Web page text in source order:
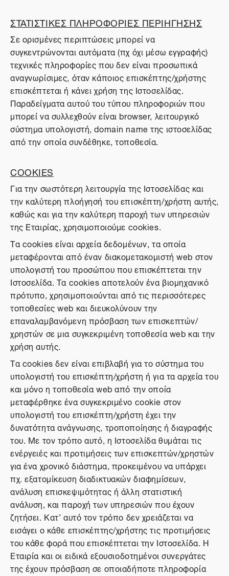
ΣΤΑΤΙΣΤΙΚΕΣ ΠΛΗΡΟΦΟΡΙΕΣ ΠΕΡΙΗΓΗΣΗΣ
Σε ορισμένες περιπτώσεις μπορεί να
συγκεντρώνονται αυτόματα (πχ όχι μέσω εγγραφής)
τεχνικές πληροφορίες που δεν είναι προσωπικά
αναγνωρίσιμες, όταν κάποιος επισκέπτης/χρήστης
επισκέπτεται ή κάνει χρήση της Ιστοσελίδας.
Παραδείγματα αυτού του τύπου πληροφοριών που
μπορεί να συλλεχθούν είναι browser, λειτουργικό
σύστημα υπολογιστή, domain name της ιστοσελίδας
από την οποία συνδέθηκε, τοποθεσία.
COOKIES
Για την σωστότερη λειτουργία της Ιστοσελίδας και
την καλύτερη πλοήγησή του επισκέπτη/χρήστη αυτής,
καθώς και για την καλύτερη παροχή των υπηρεσιών
της Εταιρίας, χρησιμοποιούμε cookies.
Τα cookies είναι αρχεία δεδομένων, τα οποία
μεταφέρονται από έναν διακομετακομιστή web στον
υπολογιστή του προσώπου που επισκέπτεται την
Ιστοσελίδα. Τα cookies αποτελούν ένα βιομηχανικό
πρότυπο, χρησιμοποιούνται από τις περισσότερες
τοποθεσίες web και διευκολύνουν την
επαναλαμβανόμενη πρόσβαση των επισκεπτών/
χρηστών σε μια συγκεκριμένη τοποθεσία web και την
χρήση αυτής.
Τα cookies δεν είναι επιβλαβή για το σύστημα του
υπολογιστή του επισκέπτη/χρήστη ή για τα αρχεία του
και μόνο η τοποθεσία web από την οποία
μεταφέρθηκε ένα συγκεκριμένο cookie στον
υπολογιστή του επισκέπτη/χρήστη έχει την
δυνατότητα ανάγνωσης, τροποποίησης ή διαγραφής
του. Με τον τρόπο αυτό, η Ιστοσελίδα θυμάται τις
ενέργειές και προτιμήσεις των επισκεπτών/χρηστών
για ένα χρονικό διάστημα, προκειμένου να υπάρχει
πχ. εξατομίκευση διαδικτυακών διαφημίσεων,
ανάλυση επισκεψιμότητας ή άλλη στατιστική
ανάλυση, και παροχή των υπηρεσιών που έχουν
ζητήσει. Κατ’ αυτό τον τρόπο δεν χρειάζεται να
εισάγει ο κάθε επισκέπτης/χρήστης τις προτιμήσεις
του κάθε φορά που επισκέπτεται την Ιστοσελίδα. Η
Εταιρία και οι ειδικά εξουσιοδοτημένοι συνεργάτες
της έχουν πρόσβαση σε οποιαδήποτε πληροφορία